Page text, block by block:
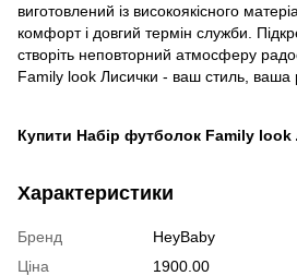
виготовлений із високоякісного
комфорт і довгий термін служби.
створіть неповторний атмосферу
Family look Лисички - ваш стиль, ваша
Купити Набір футболок Family look
Характеристики
Бренд
HeyBaby
Ціна
1900.00